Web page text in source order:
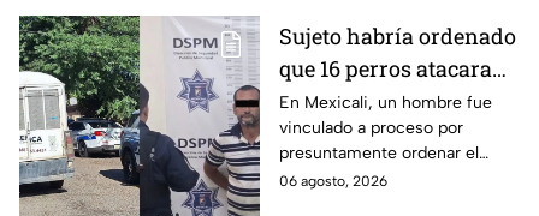
Sujeto habría ordenado
que 16 perros atacaran
a su hermana con
discapacidad en
Mexicali, BC
En Mexicali, un hombre fue
vinculado a proceso por
presuntamente ordenar el
ataque de 16 perros contra su
06 agosto, 2026